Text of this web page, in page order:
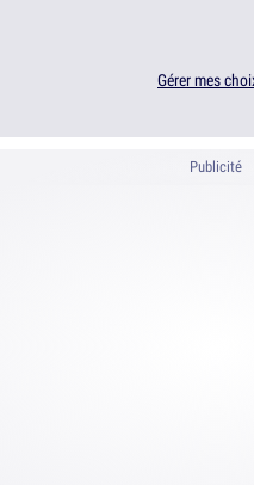
Gérer mes
Publicité